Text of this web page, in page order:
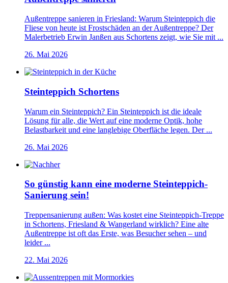
Außentreppe sanieren in Friesland: Warum Steinteppich die
Fliese von heute ist Frostschäden an der Außentreppe? Der
Malerbetrieb Erwin Janßen aus Schortens zeigt, wie Sie mit ...
26. Mai 2026
Steinteppich Schortens
Warum ein Steinteppich? Ein Steinteppich ist die ideale
Lösung für alle, die Wert auf eine moderne Optik, hohe
Belastbarkeit und eine langlebige Oberfläche legen. Der ...
26. Mai 2026
So günstig kann eine moderne Steinteppich-
Sanierung sein!
Treppensanierung außen: Was kostet eine Steinteppich-Treppe
in Schortens, Friesland & Wangerland wirklich? Eine alte
Außentreppe ist oft das Erste, was Besucher sehen – und
leider ...
22. Mai 2026